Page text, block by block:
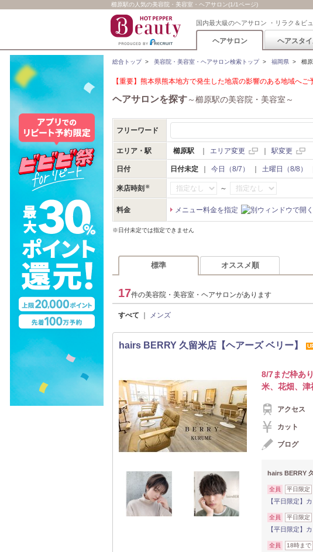
櫛原駅の人気の美容院・美容室・ヘアサロン(1/1ページ)
国内最大級のヘアサロン ・リラク＆ビ
ヘアサロン ヘアスタ
総合トップ> 美容院・美容室・ヘアサロン検索トップ> 福岡県 > 櫛
【重要】熊本県熊本地方で発生した地震の影響のある地域へ
ヘアサロンを探す～櫛原駅の美容院・美容室～
フリーワード
エリア・駅 櫛原駅 エリア変更 駅変更
日付 日付未定 今日（8/7） 土曜日（8/8）
来店時刻 ～
料金 メニュー料金を指定
※日付未定では指定できません
標準 オススメ順
17件の美容院・美容室・ヘアサロンがあります
すべて メンズ
hairs BERRY 久留米店【ヘアーズ ベリー】
8/7まだ枠あ
米、花畑、津
アクセス
カット
ブログ
hairs BERRY
全員 平日限定
【平日限定】
全員 平日限定
【平日限定】
全員 18時まで